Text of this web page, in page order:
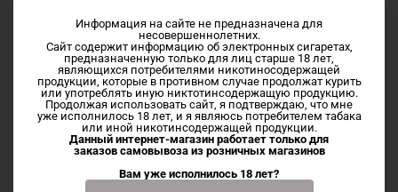
Компания Monster Lab USA позаботилась о сладкоежках
и выпустила свою легендарную линейку на солевом
никотине.
Blackberry - это замечательный вкус жаренного тоста,
который смазан сливочным маслом и обильно политый
ежевичным джемом
Информация на сайте не предназначена для
несовершеннолетних.
Сайт содержит информацию об электронных сигаретах,
предназначенную только для лиц старше 18 лет,
являющихся потребителями никотиносодержащей
продукции, которые в противном случае продолжат курить
или употреблять иную никтотинсодержащую продукцию.
Продолжая использовать сайт, я подтверждаю, что мне
уже исполнилось 18 лет, и я являюсь потребителем табака
или иной никотинсодержащей продукции.
Данный интернет-магазин работает только для
заказов самовывоза из розничных магазинов
Вам уже исполнилось 18 лет?